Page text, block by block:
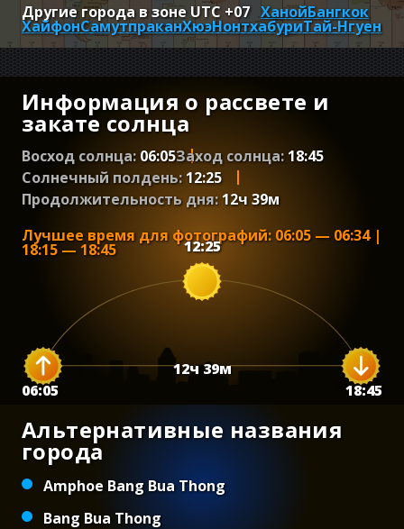
Другие города в зоне UTC +07 ХанойБангкок
ХайфонСамутпраканХюэНонтхабуриТай-Нгуен
Информация о рассвете и
закате солнца
Восход солнца: 06:05Заход солнца: 18:45
Солнечный полдень: 12:25
Продолжительность дня: 12ч39м
Лучшее время для фотографий: 06:05 — 06:34|
18:15 — 18:45
06:05 18:45
12:25
12ч39м
Альтернативные названия
города
Amphoe Bang Bua Thong
Bang Bua Thong